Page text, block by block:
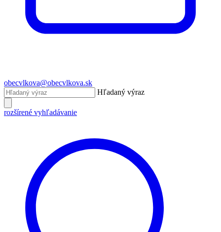
obecvlkova@obecvlkova.sk
Hľadaný výraz
rozšírené vyhľadávanie